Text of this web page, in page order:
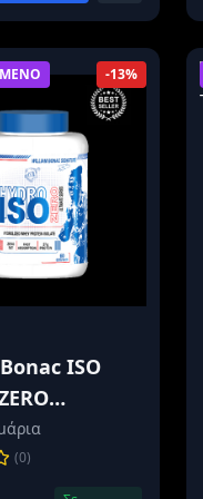
-13%
ISO
(0)